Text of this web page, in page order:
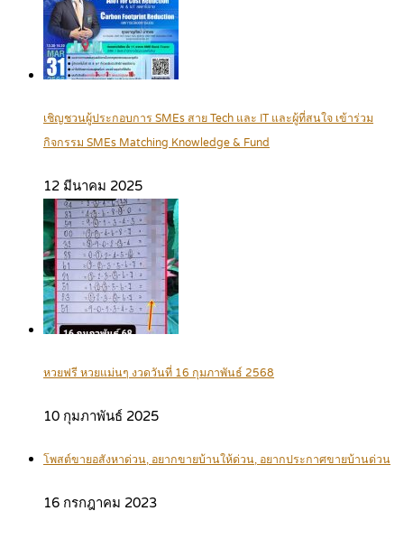
เชิญชวนผู้ประกอบการ SMEs สาย Tech และ IT และผู้ที่สนใจ เข้าร่วม
กิจกรรม SMEs Matching Knowledge & Fund
12 มีนาคม 2025
หวยฟรี หวยแม่นๆ งวดวันที่ 16 กุมภาพันธ์ 2568
10 กุมภาพันธ์ 2025
โพสต์ขายอสังหาด่วน, อยากขายบ้านให้ด่วน, อยากประกาศขายบ้านด่วน
16 กรกฎาคม 2023